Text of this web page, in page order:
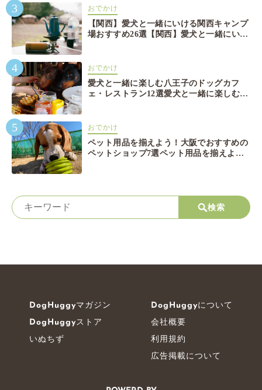
検索
3 おでかけ
【関西】愛犬と一緒にいける関西キャンプ
場おすすめ26選【関西】愛犬と一緒にいけ
4 おでかけ
愛犬と一緒に楽しむ八王子のドッグカフ
ェ・レストラン12選愛犬と一緒に楽しむ八
5 おでかけ
ペット用品を揃えよう！大阪でおすすめの
ペットショップ7選ペット用品を揃えよ
DogHuggyマガジン
DogHuggyストア
いぬちず
DogHuggyについて
会社概要
利用規約
広告掲載について